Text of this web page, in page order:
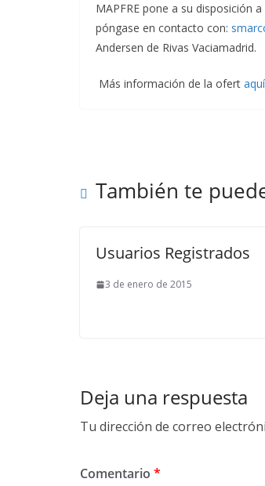
MAPFRE pone a su disposición
póngase en contacto con:
Andersen de Rivas Vaciamadrid.
Más información de la ofert aquí
También te
Usuarios Registrados
3 de enero de 2015
Deja una respuesta
Tu dirección de correo
Comentario *